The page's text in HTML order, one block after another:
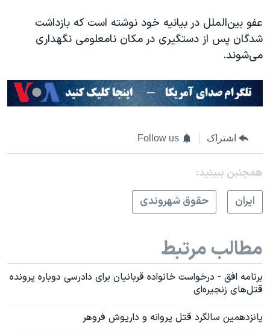
عفو بین‌الملل در بیانیه خود نوشته است که بازداشت
شدگان پس از دستگیری در مکان نامعلومی نگهداری
می‌شوند.
اشتراک Follow us
همچنبن ببینید:
ايران
حقوق شهروندی
مطالب مرتبط
برنامه افق - درخواست خانواده قربانیان برای دادرسی دوباره پرونده
قتل‌های زنجیره‌ای
پانزدهمین سالگرد قتل پروانه و داریوش فروهر